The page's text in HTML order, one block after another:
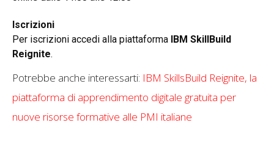
Iscrizioni
Per iscrizioni accedi alla piattaforma IBM SkillBuild
Reignite.
Potrebbe anche interessarti: IBM SkillsBuild Reignite, la
piattaforma di apprendimento digitale gratuita per
nuove risorse formative alle PMI italiane